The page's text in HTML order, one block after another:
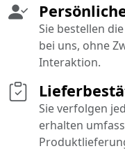
Sie bestellen
bei uns, ohne
Interaktion.
Sie verfolgen
erhalten